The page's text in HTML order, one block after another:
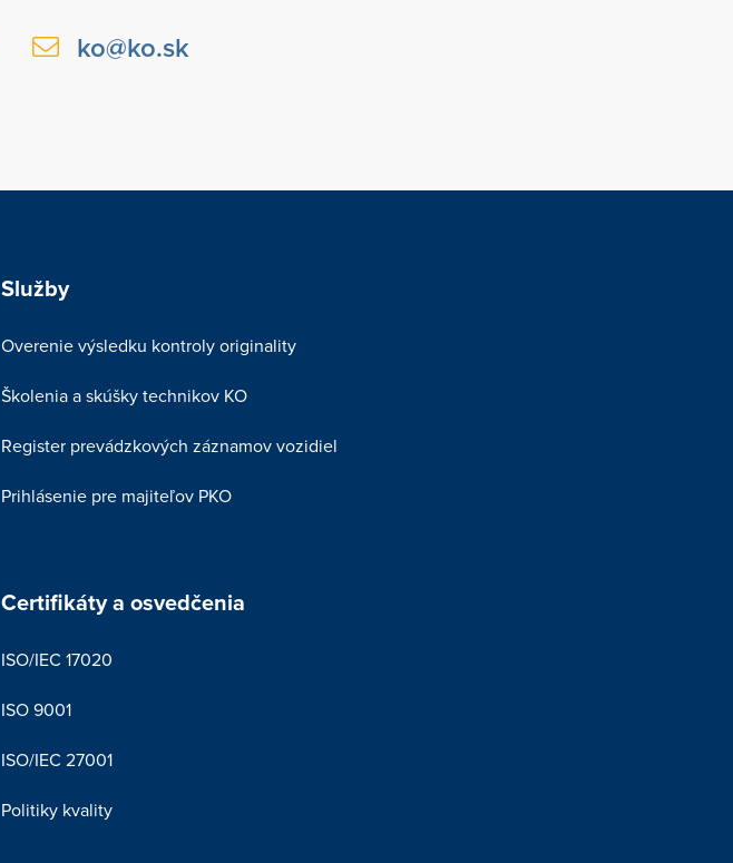
ko@ko.sk
Služby
Overenie výsledku kontroly originality
Školenia a skúšky technikov KO
Register prevádzkových záznamov vozidiel
Prihlásenie pre majiteľov PKO
Certifikáty a osvedčenia
ISO/IEC 17020
ISO 9001
ISO/IEC 27001
Politiky kvality